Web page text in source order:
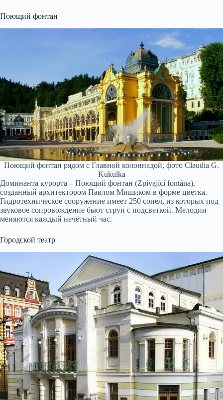
Поющий фонтан
Поющий фонтан рядом с Главной колоннадой, фото Claudia G.
Kukulka
Доминанта курорта – Поющий фонтан (Zpívající fontána),
созданный архитектором Павлом Мишиком в форме цветка.
Гидротехническое сооружение имеет 250 сопел, из которых под
звуковое сопровождение бьют струи с подсветкой. Мелодии
меняются каждый нечётный час.
Городской театр